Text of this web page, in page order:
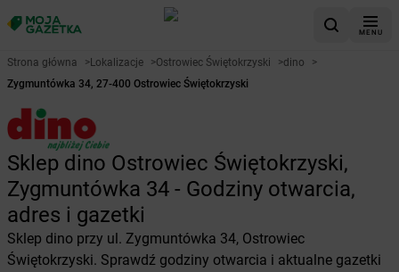
MENU
Strona główna >Lokalizacje >Ostrowiec Świętokrzyski >dino
>
Zygmuntówka 34, 27-400 Ostrowiec Świętokrzyski
Sklep dino Ostrowiec Świętokrzyski,
Zygmuntówka 34 - Godziny otwarcia,
adres i gazetki
Sklep dino przy ul. Zygmuntówka 34, Ostrowiec
Świętokrzyski. Sprawdź godziny otwarcia i aktualne gazetki